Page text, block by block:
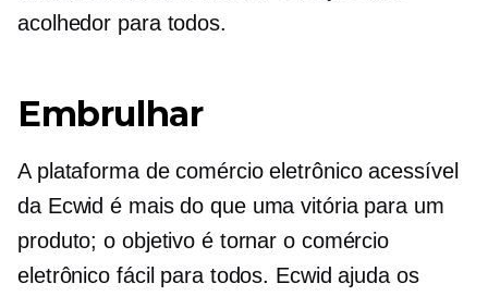
acolhedor para todos.
Embrulhar
A plataforma de comércio eletrônico acessível
da Ecwid é mais do que uma vitória para um
produto; o objetivo é tornar o comércio
eletrônico fácil para todos. Ecwid ajuda os